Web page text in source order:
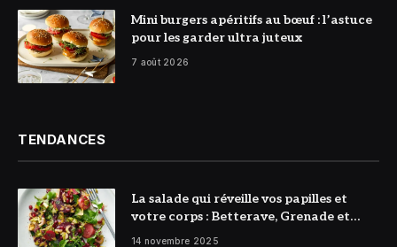
© DR
Mini burgers apéritifs au bœuf : l’astuce
pour les garder ultra juteux
7 août 2026
TENDANCES
La salade qui réveille vos papilles et
votre corps : Betterave, Grenade et
Citron à l’honneur
14 novembre 2025